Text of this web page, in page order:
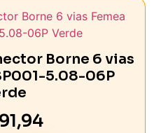
Borne 6 vias
5.08-06P